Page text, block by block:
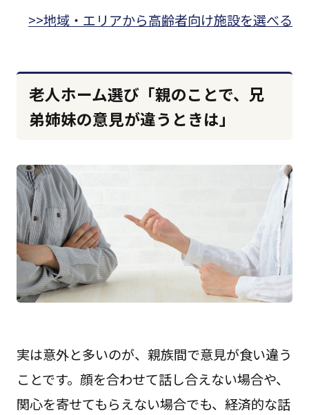
>>地域・エリアから高齢者向け施設を選べる
老人ホーム選び「親のことで、兄
弟姉妹の意見が違うときは」
実は意外と多いのが、親族間で意見が食い違う
ことです。顔を合わせて話し合えない場合や、
関心を寄せてもらえない場合でも、経済的な話